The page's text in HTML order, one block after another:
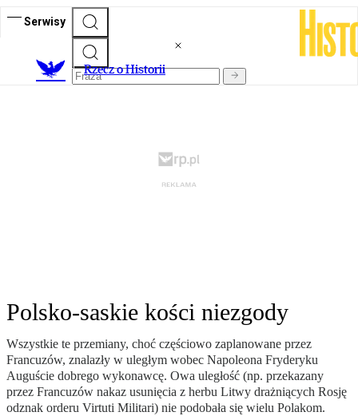
Serwisy
Rzecz o Historii
Polsko-saskie kości niezgody
Wszystkie te przemiany, choć częściowo zaplanowane przez
Francuzów, znalazły w uległym wobec Napoleona Fryderyku
Auguście dobrego wykonawcę. Owa uległość (np. przekazany
przez Francuzów nakaz usunięcia z herbu Litwy drażniących Rosję
odznak orderu Virtuti Militari) nie podobała się wielu Polakom.